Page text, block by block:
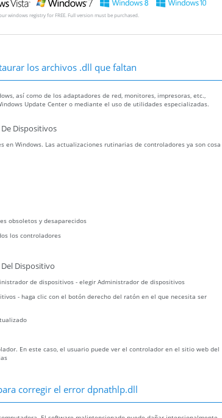
windows registry for FREE. Full version must be purchased.
los archivos .dll que faltan
así como de los adaptadores de red, monitores, impresoras, etc.,
Update Center o mediante el uso de utilidades especializadas.
Dispositivos
Windows. Las actualizaciones rutinarias de controladores ya son cosa
obsoletos y desaparecidos
los controladores
Dispositivo
de dispositivos - elegir Administrador de dispositivos
- haga clic con el botón derecho del ratón en el que necesita ser
En este caso, el usuario puede ver el controlador en el sitio web del
corregir el error dpnathlp.dll